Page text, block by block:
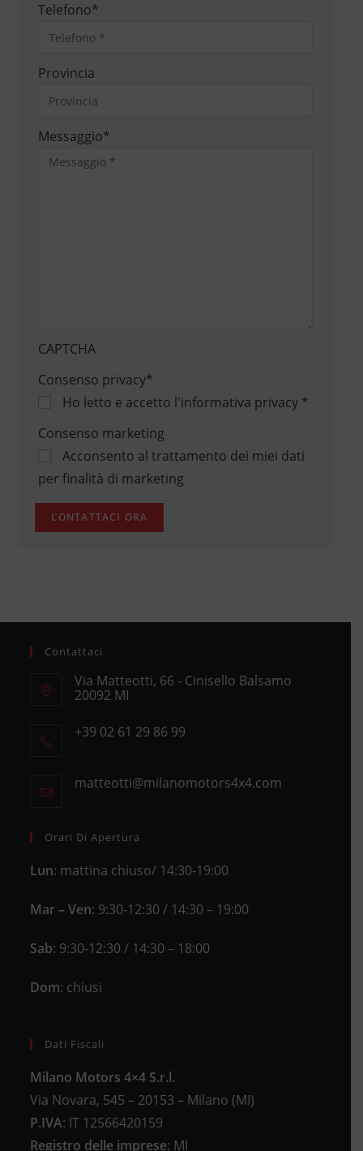
Telefono*
Provincia
Messaggio*
CAPTCHA
Consenso privacy*
Ho letto e accetto l'informativa privacy*
Consenso marketing
Acconsento al trattamento dei miei dati
per finalità di marketing
Contattaci
Via Matteotti, 66 - Cinisello Balsamo
20092 MI
in
+39 02 61 29 86 99
your
matteotti@milanomotors4x4.comOpens
Orari Di Apertura
Lun: mattina chiuso/ 14:30-19:00
Mar – Ven: 9:30-12:30 / 14:30 – 19:00
Sab: 9:30-12:30 / 14:30 – 18:00
Dom: chiusi
Dati Fiscali
Milano Motors 4×4 S.r.l.
Via Novara, 545 – 20153 – Milano (MI)
P.IVA: IT 12566420159
Registro delle imprese: MI